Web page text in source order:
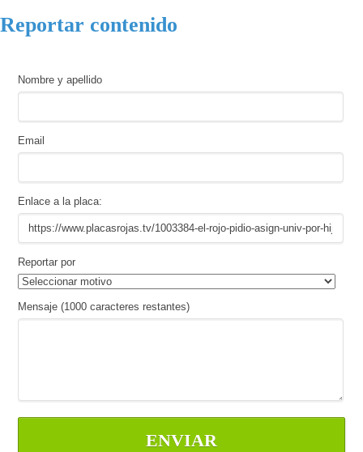
Reportar contenido
Nombre y apellido
Email
Enlace a la placa:
Reportar por
Mensaje (1000 caracteres restantes)